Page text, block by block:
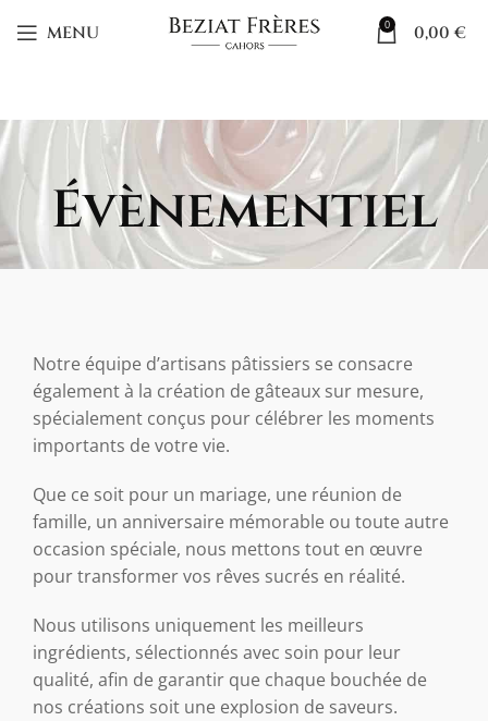
MENU 0 0,00€
Évènementiel
Notre équipe d’artisans pâtissiers se consacre
également à la création de gâteaux sur mesure,
spécialement conçus pour célébrer les moments
importants de votre vie.
Que ce soit pour un mariage, une réunion de
famille, un anniversaire mémorable ou toute autre
occasion spéciale, nous mettons tout en œuvre
pour transformer vos rêves sucrés en réalité.
Nous utilisons uniquement les meilleurs
ingrédients, sélectionnés avec soin pour leur
qualité, afin de garantir que chaque bouchée de
nos créations soit une explosion de saveurs.